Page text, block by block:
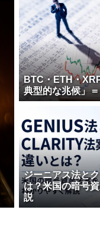
BTC・ETH・
典型的な兆候」
ジーニアス法と
は？米国の暗号
説